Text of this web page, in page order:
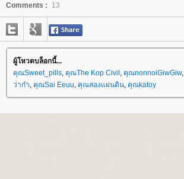
Comments :
13
ผู้โหวตบล็อกนี้...
คุณSweet_pills, คุณThe Kop Civil , คุณnonnoiGiwGiw,
ว่าก๋า, คุณSai Eeuu, คุณสองแผ่นดิน, คุณkatoy